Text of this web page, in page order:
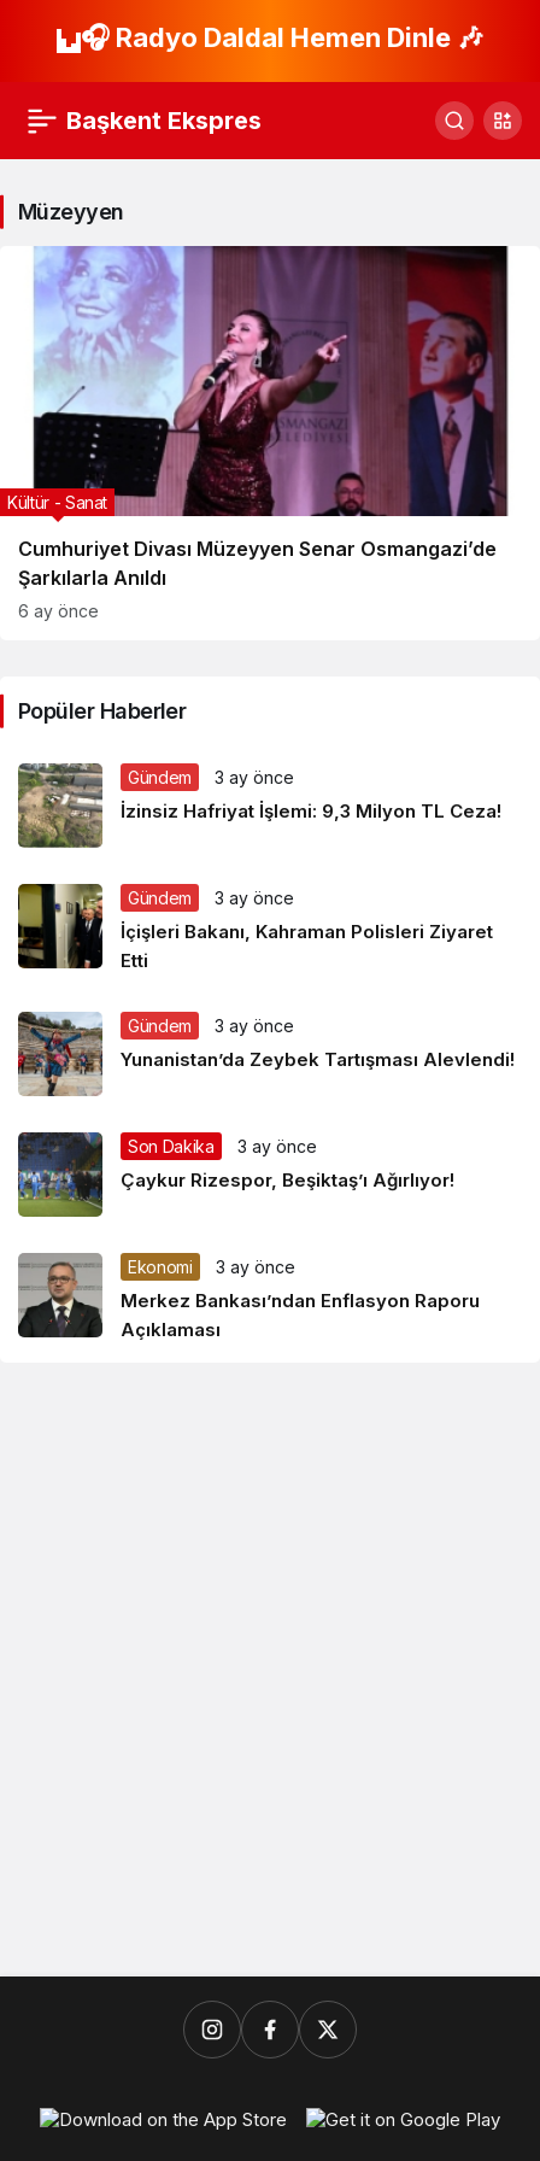
🎧 Radyo Daldal Hemen Dinle 🎶
Başkent Ekspres
Müzeyyen
Cumhuriyet Divası Müzeyyen Senar Osmangazi’de
Şarkılarla Anıldı
Kültür - Sanat
6 ay önce
Popüler Haberler
Gündem 3 ay önce
İzinsiz Hafriyat İşlemi: 9,3 Milyon TL Ceza!
Gündem 3 ay önce
İçişleri Bakanı, Kahraman Polisleri Ziyaret
Etti
Gündem 3 ay önce
Yunanistan’da Zeybek Tartışması Alevlendi!
Son Dakika 3 ay önce
Çaykur Rizespor, Beşiktaş’ı Ağırlıyor!
Ekonomi 3 ay önce
Merkez Bankası’ndan Enflasyon Raporu
Açıklaması